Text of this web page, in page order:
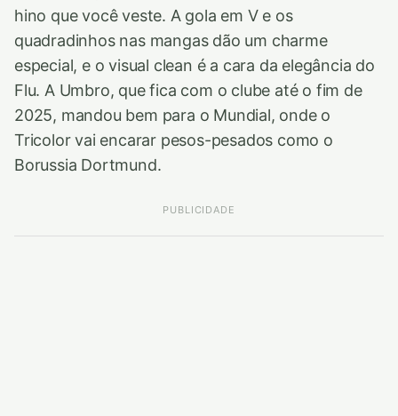
hino que você veste. A gola em V e os
quadradinhos nas mangas dão um charme
especial, e o visual clean é a cara da elegância do
Flu. A Umbro, que fica com o clube até o fim de
2025, mandou bem para o Mundial, onde o
Tricolor vai encarar pesos-pesados como o
Borussia Dortmund.
PUBLICIDADE